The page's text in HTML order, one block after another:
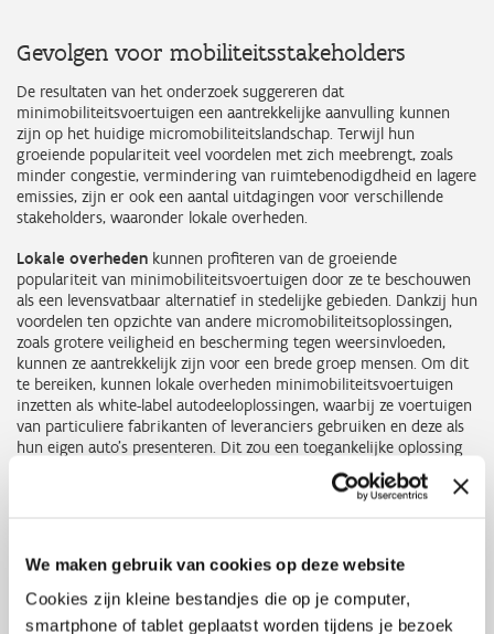
We maken gebruik van cookies op deze website
Cookies zijn kleine bestandjes die op je computer,
smartphone of tablet geplaatst worden tijdens je bezoek
Gevolgen voor mobiliteitsstakeholders
De resultaten van het onderzoek suggereren dat
minimobiliteitsvoertuigen een aantrekkelijke aanvulling kunnen
zijn op het huidige micromobiliteitslandschap. Terwijl hun
groeiende populariteit veel voordelen met zich meebrengt, zoals
minder congestie, vermindering van ruimtebenodigdheid en lagere
emissies, zijn er ook een aantal uitdagingen voor verschillende
stakeholders, waaronder lokale overheden.
Lokale overheden kunnen profiteren van de groeiende
populariteit van minimobiliteitsvoertuigen door ze te beschouwen
als een levensvatbaar alternatief in stedelijke gebieden. Dankzij hun
voordelen ten opzichte van andere micromobiliteitsoplossingen,
zoals grotere veiligheid en bescherming tegen weersinvloeden,
kunnen ze aantrekkelijk zijn voor een brede groep mensen. Om dit
te bereiken, kunnen lokale overheden minimobiliteitsvoertuigen
inzetten als white-label autodeeloplossingen, waarbij ze voertuigen
van particuliere fabrikanten of leveranciers gebruiken en deze als
hun eigen auto's presenteren. Dit zou een toegankelijke oplossing
kunnen zijn voor een groter aantal mensen, die de voertuigen
Dit soort voertuigen bieden meer comfort en gemak en kunnen
ideaal zijn voor bepaalde uitstapjes of boodschappen die lastiger te
volbrengen zijn met andere voertuigen. Bovendien zijn